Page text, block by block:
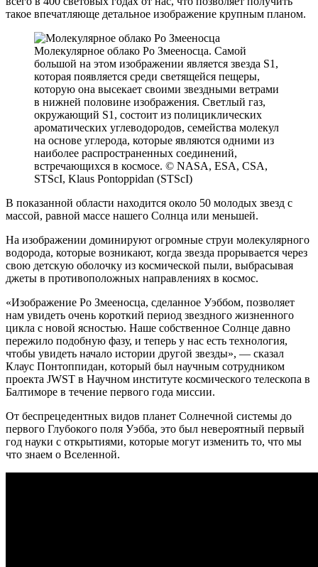
такое впечатляюще детальное изображение крупным планом.
Молекулярное облако Ро Змееносца. Самой
большой на этом изображении является звезда S1,
которая появляется среди светящейся пещеры,
которую она высекает своими звездными ветрами
в нижней половине изображения. Светлый газ,
окружающий S1, состоит из полициклических
ароматических углеводородов, семейства молекул
на основе углерода, которые являются одними из
наиболее распространенных соединений,
встречающихся в космосе. © NASA, ESA, CSA,
STScI, Klaus Pontoppidan (STScI)
В показанной области находится около 50 молодых звезд с
массой, равной массе нашего Солнца или меньшей.
На изображении доминируют огромные струи молекулярного
водорода, которые возникают, когда звезда прорывается через
свою детскую оболочку из космической пыли, выбрасывая
джеты в противоположных направлениях в космос.
«Изображение Ро Змееносца, сделанное Уэббом, позволяет
нам увидеть очень короткий период звездного жизненного
цикла с новой ясностью. Наше собственное Солнце давно
пережило подобную фазу, и теперь у нас есть технология,
чтобы увидеть начало истории другой звезды», — сказал
Клаус Понтоппидан, который был научным сотрудником
проекта JWST в Научном институте космического телескопа в
Балтиморе в течение первого года миссии.
От беспрецедентных видов планет Солнечной системы до
первого Глубокого поля Уэбба, это был невероятный первый
год науки с открытиями, которые могут изменить то, что мы
что знаем о Вселенной.